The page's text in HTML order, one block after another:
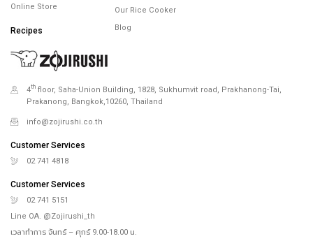
Online Store
Recipes
Our Rice Cooker
Blog
4th floor, Saha-Union Building, 1828, Sukhumvit road, Prakhanong-Tai,
Prakanong, Bangkok,10260, Thailand
info@zojirushi.co.th
Customer Services
02 741 4818
Customer Services
02 741 5151
Line OA. @Zojirushi_th
เวลาทำการ จันทร์ – ศุกร์ 9.00-18.00 น.